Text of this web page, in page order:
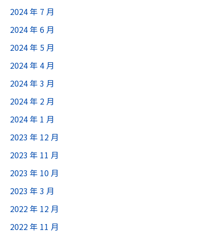
2024 年 7 月
2024 年 6 月
2024 年 5 月
2024 年 4 月
2024 年 3 月
2024 年 2 月
2024 年 1 月
2023 年 12 月
2023 年 11 月
2023 年 10 月
2023 年 3 月
2022 年 12 月
2022 年 11 月